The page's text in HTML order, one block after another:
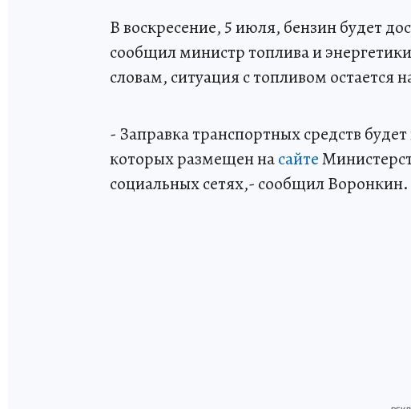
В воскресение, 5 июля, бензин будет
сообщил министр топлива и
словам, ситуация с топливом остается
- Заправка транспортных средств
которых размещен насайте
социальных сетях,- сообщил Воронкин.